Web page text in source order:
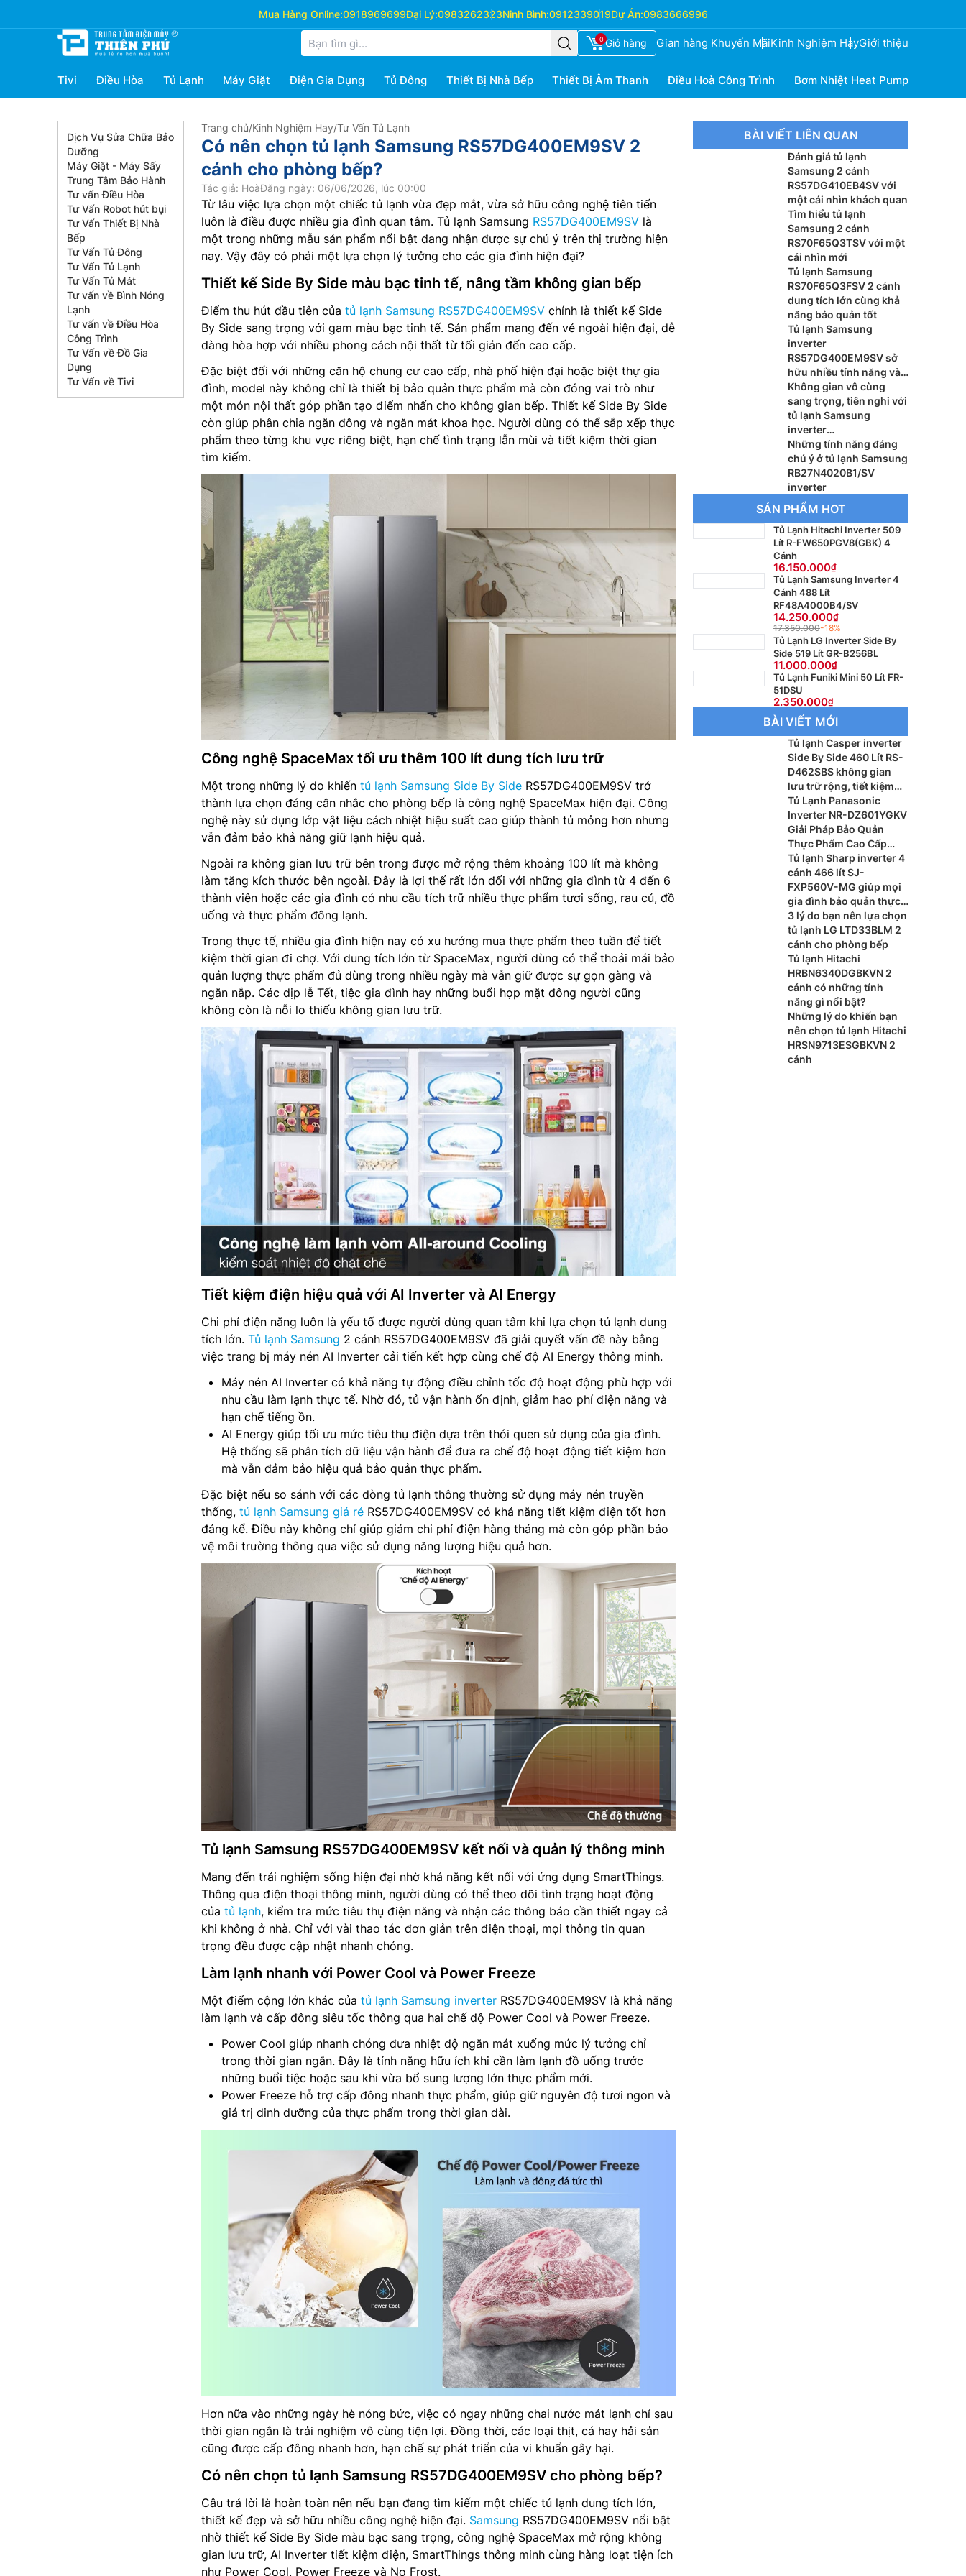
Mua Hàng Online:0918969699Đại Lý:0983262323Ninh Bình:0912339019Dự Án:0983666996
0 Giỏ hàng Gian hàng Khuyến MãiKinh Nghiệm HayGiới thiệu
Tivi Điều Hòa Tủ Lạnh Máy Giặt Điện Gia Dụng Tủ Đông Thiết Bị Nhà Bếp Thiết Bị Âm Thanh Điều Hoà Công Trình Bơm Nhiệt Heat Pump
Dịch Vụ Sửa Chữa Bảo
Dưỡng
Máy Giặt - Máy Sấy
Trung Tâm Bảo Hành
Tư vấn Điều Hòa
Tư Vấn Robot hút bụi
Tư Vấn Thiết Bị Nhà
Bếp
Tư Vấn Tủ Đông
Tư Vấn Tủ Lạnh
Tư Vấn Tủ Mát
Tư vấn về Bình Nóng
Lạnh
Tư vấn về Điều Hòa
Công Trình
Tư Vấn về Đồ Gia
Dụng
Tư Vấn về Tivi
Trang chủ/Kinh Nghiệm Hay/Tư Vấn Tủ Lạnh
Có nên chọn tủ lạnh Samsung RS57DG400EM9SV 2
cánh cho phòng bếp?
Tác giả: HoàĐăng ngày: 06/06/2026, lúc 00:00
Từ lâu việc lựa chọn một chiếc tủ lạnh vừa đẹp mắt, vừa sở hữu công nghệ tiên tiến
luôn là điều được nhiều gia đình quan tâm. Tủ lạnh Samsung RS57DG400EM9SV là
một trong những mẫu sản phẩm nổi bật đang nhận được sự chú ý trên thị trường hiện
nay. Vậy đây có phải một lựa chọn lý tưởng cho các gia đình hiện đại?
Thiết kế Side By Side màu bạc tinh tế, nâng tầm không gian bếp
Điểm thu hút đầu tiên của tủ lạnh Samsung RS57DG400EM9SV chính là thiết kế Side
By Side sang trọng với gam màu bạc tinh tế. Sản phẩm mang đến vẻ ngoài hiện đại, dễ
dàng hòa hợp với nhiều phong cách nội thất từ tối giản đến cao cấp.
Đặc biệt đối với những căn hộ chung cư cao cấp, nhà phố hiện đại hoặc biệt thự gia
đình, model này không chỉ là thiết bị bảo quản thực phẩm mà còn đóng vai trò như
một món nội thất góp phần tạo điểm nhấn cho không gian bếp. Thiết kế Side By Side
còn giúp phân chia ngăn đông và ngăn mát khoa học. Người dùng có thể sắp xếp thực
phẩm theo từng khu vực riêng biệt, hạn chế tình trạng lẫn mùi và tiết kiệm thời gian
tìm kiếm.
Công nghệ SpaceMax tối ưu thêm 100 lít dung tích lưu trữ
Một trong những lý do khiến tủ lạnh Samsung Side By Side RS57DG400EM9SV trở
thành lựa chọn đáng cân nhắc cho phòng bếp là công nghệ SpaceMax hiện đại. Công
nghệ này sử dụng lớp vật liệu cách nhiệt hiệu suất cao giúp thành tủ mỏng hơn nhưng
vẫn đảm bảo khả năng giữ lạnh hiệu quả.
Ngoài ra không gian lưu trữ bên trong được mở rộng thêm khoảng 100 lít mà không
làm tăng kích thước bên ngoài. Đây là lợi thế rất lớn đối với những gia đình từ 4 đến 6
thành viên hoặc các gia đình có nhu cầu tích trữ nhiều thực phẩm tươi sống, rau củ, đồ
uống và thực phẩm đông lạnh.
Trong thực tế, nhiều gia đình hiện nay có xu hướng mua thực phẩm theo tuần để tiết
kiệm thời gian đi chợ. Với dung tích lớn từ SpaceMax, người dùng có thể thoải mái bảo
quản lượng thực phẩm đủ dùng trong nhiều ngày mà vẫn giữ được sự gọn gàng và
ngăn nắp. Các dịp lễ Tết, tiệc gia đình hay những buổi họp mặt đông người cũng
không còn là nỗi lo thiếu không gian lưu trữ.
Tiết kiệm điện hiệu quả với AI Inverter và AI Energy
Chi phí điện năng luôn là yếu tố được người dùng quan tâm khi lựa chọn tủ lạnh dung
tích lớn. Tủ lạnh Samsung 2 cánh RS57DG400EM9SV đã giải quyết vấn đề này bằng
việc trang bị máy nén AI Inverter cải tiến kết hợp cùng chế độ AI Energy thông minh.
Máy nén AI Inverter có khả năng tự động điều chỉnh tốc độ hoạt động phù hợp với
nhu cầu làm lạnh thực tế. Nhờ đó, tủ vận hành ổn định, giảm hao phí điện năng và
hạn chế tiếng ồn.
AI Energy giúp tối ưu mức tiêu thụ điện dựa trên thói quen sử dụng của gia đình.
Hệ thống sẽ phân tích dữ liệu vận hành để đưa ra chế độ hoạt động tiết kiệm hơn
mà vẫn đảm bảo hiệu quả bảo quản thực phẩm.
Đặc biệt nếu so sánh với các dòng tủ lạnh thông thường sử dụng máy nén truyền
thống, tủ lạnh Samsung giá rẻ RS57DG400EM9SV có khả năng tiết kiệm điện tốt hơn
đáng kể. Điều này không chỉ giúp giảm chi phí điện hàng tháng mà còn góp phần bảo
vệ môi trường thông qua việc sử dụng năng lượng hiệu quả hơn.
Tủ lạnh Samsung RS57DG400EM9SV kết nối và quản lý thông minh
Mang đến trải nghiệm sống hiện đại nhờ khả năng kết nối với ứng dụng SmartThings.
Thông qua điện thoại thông minh, người dùng có thể theo dõi tình trạng hoạt động
của tủ lạnh, kiểm tra mức tiêu thụ điện năng và nhận các thông báo cần thiết ngay cả
khi không ở nhà. Chỉ với vài thao tác đơn giản trên điện thoại, mọi thông tin quan
trọng đều được cập nhật nhanh chóng.
Làm lạnh nhanh với Power Cool và Power Freeze
Một điểm cộng lớn khác của tủ lạnh Samsung inverter RS57DG400EM9SV là khả năng
làm lạnh và cấp đông siêu tốc thông qua hai chế độ Power Cool và Power Freeze.
Power Cool giúp nhanh chóng đưa nhiệt độ ngăn mát xuống mức lý tưởng chỉ
trong thời gian ngắn. Đây là tính năng hữu ích khi cần làm lạnh đồ uống trước
những buổi tiệc hoặc sau khi vừa bổ sung lượng lớn thực phẩm mới.
Power Freeze hỗ trợ cấp đông nhanh thực phẩm, giúp giữ nguyên độ tươi ngon và
giá trị dinh dưỡng của thực phẩm trong thời gian dài.
Hơn nữa vào những ngày hè nóng bức, việc có ngay những chai nước mát lạnh chỉ sau
thời gian ngắn là trải nghiệm vô cùng tiện lợi. Đồng thời, các loại thịt, cá hay hải sản
cũng được cấp đông nhanh hơn, hạn chế sự phát triển của vi khuẩn gây hại.
Có nên chọn tủ lạnh Samsung RS57DG400EM9SV cho phòng bếp?
Câu trả lời là hoàn toàn nên nếu bạn đang tìm kiếm một chiếc tủ lạnh dung tích lớn,
thiết kế đẹp và sở hữu nhiều công nghệ hiện đại. Samsung RS57DG400EM9SV nổi bật
nhờ thiết kế Side By Side màu bạc sang trọng, công nghệ SpaceMax mở rộng không
gian lưu trữ, AI Inverter tiết kiệm điện, SmartThings thông minh cùng hàng loạt tiện ích
như Power Cool, Power Freeze và No Frost.
BÀI VIẾT LIÊN QUAN
Đánh giá tủ lạnh
Samsung 2 cánh
RS57DG410EB4SV với
một cái nhìn khách quan
Tìm hiểu tủ lạnh
Samsung 2 cánh
RS70F65Q3TSV với một
cái nhìn mới
Tủ lạnh Samsung
RS70F65Q3FSV 2 cánh
dung tích lớn cùng khả
năng bảo quản tốt
Tủ lạnh Samsung
inverter
RS57DG400EM9SV sở
hữu nhiều tính năng và
đáng lựa chọn
Không gian vô cùng
sang trọng, tiên nghi với
tủ lạnh Samsung
inverter
RB27N4020S9/SV
Những tính năng đáng
chú ý ở tủ lạnh Samsung
RB27N4020B1/SV
inverter
SẢN PHẨM HOT
Tủ Lạnh Hitachi Inverter 509
Lít R-FW650PGV8(GBK) 4
Cánh
16.150.000
Tủ Lạnh Samsung Inverter 4
Cánh 488 Lít
RF48A4000B4/SV
14.250.000
17.350.000-18%
Tủ Lạnh LG Inverter Side By
Side 519 Lít GR-B256BL
11.000.000
Tủ Lạnh Funiki Mini 50 Lít FR-
51DSU
2.350.000
BÀI VIẾT MỚI
Tủ lạnh Casper inverter
Side By Side 460 Lít RS-
D462SBS không gian
lưu trữ rộng, tiết kiệm
điện hiệu quả ch gia
đình hiện đại
Tủ Lạnh Panasonic
Inverter NR-DZ601YGKV
Giải Pháp Bảo Quản
Thực Phẩm Cao Cấp
Cho Gia Đình Hiện Đại
Tủ lạnh Sharp inverter 4
cánh 466 lít SJ-
FXP560V-MG giúp mọi
gia đình bảo quản thực
phẩm hiện đại cho mọi
gia đình
3 lý do bạn nên lựa chọn
tủ lạnh LG LTD33BLM 2
cánh cho phòng bếp
Tủ lạnh Hitachi
HRBN6340DGBKVN 2
cánh có những tính
năng gì nổi bật?
Những lý do khiến bạn
nên chọn tủ lạnh Hitachi
HRSN9713ESGBKVN 2
cánh